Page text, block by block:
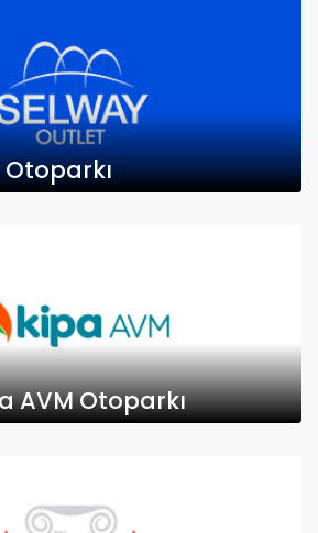
Otoparkı
AVM Otoparkı